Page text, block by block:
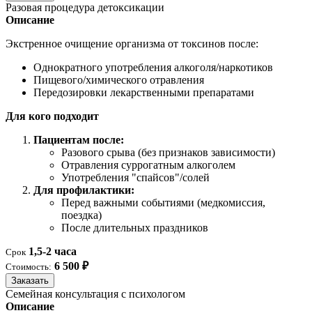
Разовая процедура детоксикации
Описание
Экстренное очищение организма от токсинов после:
Однократного употребления алкоголя/наркотиков
Пищевого/химического отравления
Передозировки лекарственными препаратами
Для кого подходит
Пациентам после:
Разового срыва (без признаков зависимости)
Отравления суррогатным алкоголем
Употребления "спайсов"/солей
Для профилактики:
Перед важными событиями (медкомиссия,
поездка)
После длительных праздников
Срок 1,5-2 часа
Стоимость: 6 500 ₽
Заказать
Семейная консультация с психологом
Описание